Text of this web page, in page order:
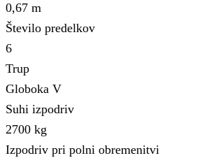
0,67 m
Število predelkov
6
Trup
Globoka V
Suhi izpodriv
2700 kg
Izpodriv pri polni obremenitvi